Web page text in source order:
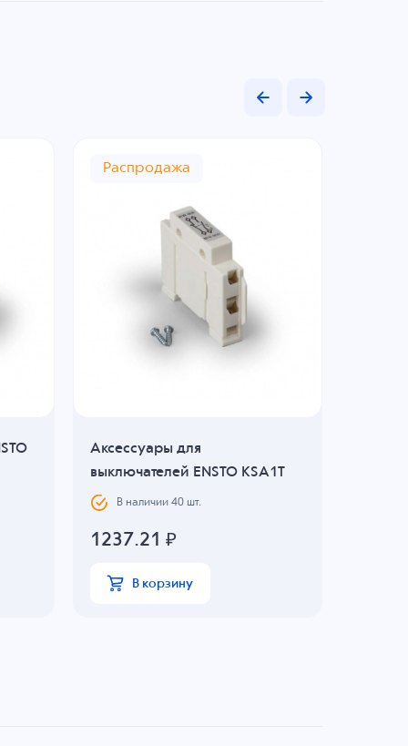
Распродажа
Аксессуары для
выключателей ENSTO KSA1T
В наличии 40шт.
1237.21 ₽
В корзину